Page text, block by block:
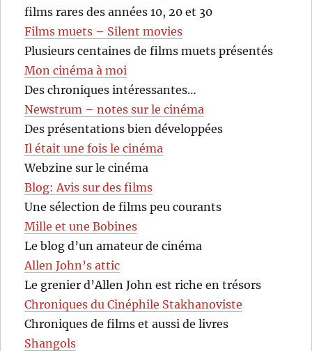
films rares des années 10, 20 et 30
Films muets – Silent movies
Plusieurs centaines de films muets présentés
Mon cinéma à moi
Des chroniques intéressantes…
Newstrum – notes sur le cinéma
Des présentations bien développées
Il était une fois le cinéma
Webzine sur le cinéma
Blog: Avis sur des films
Une sélection de films peu courants
Mille et une Bobines
Le blog d’un amateur de cinéma
Allen John’s attic
Le grenier d’Allen John est riche en trésors
Chroniques du Cinéphile Stakhanoviste
Chroniques de films et aussi de livres
Shangols